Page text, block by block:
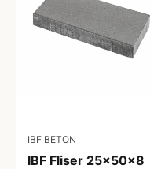
IBF BETON
IBF Fliser 25x50x8